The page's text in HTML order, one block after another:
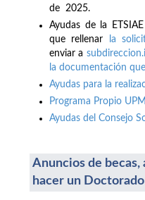
de 2025.
Ayudas de la
que rellenar
la
enviar a
la documentación
Ayudas para la
Programa Propio UPM
Ayudas del Consejo
Anuncios de becas,
hacer un Doctorado